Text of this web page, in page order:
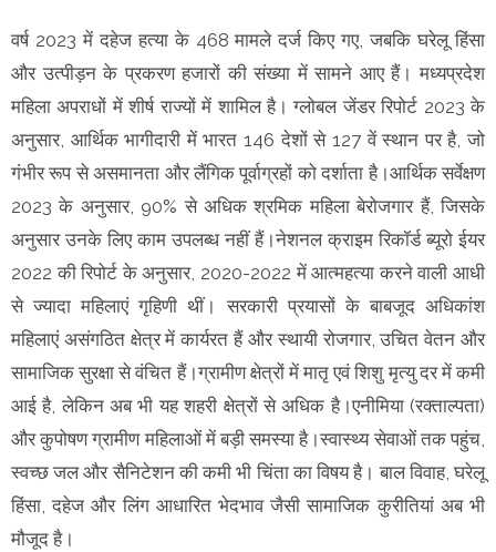
वर्ष 2023 में दहेज हत्या के 468 मामले दर्ज किए गए, जबकि घरेलू हिंसा
और उत्पीड़न के प्रकरण हजारों की संख्या में सामने आए हैं। मध्यप्रदेश
महिला अपराधों में शीर्ष राज्यों में शामिल है। ग्लोबल जेंडर रिपोर्ट 2023 के
अनुसार, आर्थिक भागीदारी में भारत 146 देशों से 127 वें स्थान पर है, जो
गंभीर रूप से असमानता और लैंगिक पूर्वाग्रहों को दर्शाता है।आर्थिक सर्वेक्षण
2023 के अनुसार, 90% से अधिक श्रमिक महिला बेरोजगार हैं, जिसके
अनुसार उनके लिए काम उपलब्ध नहीं हैं।नेशनल क्राइम रिकॉर्ड ब्यूरो ईयर
2022 की रिपोर्ट के अनुसार, 2020-2022 में आत्महत्या करने वाली आधी
से ज्यादा महिलाएं गृहिणी थीं। सरकारी प्रयासों के बाबजूद अधिकांश
महिलाएं असंगठित क्षेत्र में कार्यरत हैं और स्थायी रोजगार, उचित वेतन और
सामाजिक सुरक्षा से वंचित हैं।ग्रामीण क्षेत्रों में मातृ एवं शिशु मृत्यु दर में कमी
आई है, लेकिन अब भी यह शहरी क्षेत्रों से अधिक है।एनीमिया (रक्ताल्पता)
और कुपोषण ग्रामीण महिलाओं में बड़ी समस्या है।स्वास्थ्य सेवाओं तक पहुंच,
स्वच्छ जल और सैनिटेशन की कमी भी चिंता का विषय है। बाल विवाह, घरेलू
हिंसा, दहेज और लिंग आधारित भेदभाव जैसी सामाजिक कुरीतियां अब भी
मौजूद है।